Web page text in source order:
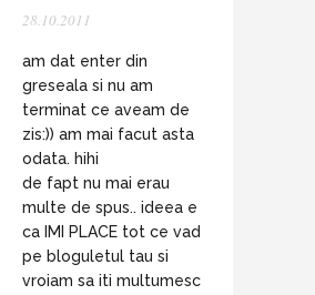
28.10.2011
am dat enter din
greseala si nu am
terminat ce aveam de
zis:)) am mai facut asta
odata. hihi
de fapt nu mai erau
multe de spus.. ideea e
ca IMI PLACE tot ce vad
pe bloguletul tau si
vroiam sa iti multumesc